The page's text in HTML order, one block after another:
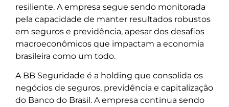
resiliente. A empresa segue sendo monitorada
pela capacidade de manter resultados robustos
em seguros e previdência, apesar dos desafios
macroeconômicos que impactam a economia
brasileira como um todo.
A BB Seguridade é a holding que consolida os
negócios de seguros, previdência e capitalização
do Banco do Brasil. A empresa continua sendo